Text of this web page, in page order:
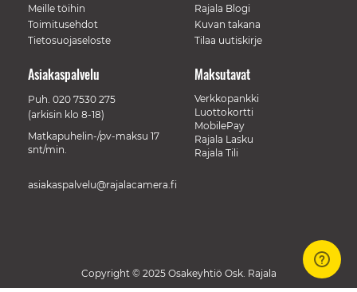
Meille töihin
Toimitusehdot
Tietosuojaseloste
Rajala Blogi
Kuvan takana
Tilaa uutiskirje
Maksutavat
Verkkopankki
Luottokortti
MobilePay
Rajala Lasku
Rajala Tili
Asiakaspalvelu
Puh. 020 7530 275
(arkisin klo 8-18)
Matkapuhelin-/pv-maksu 17
snt/min.
asiakaspalvelu@rajalacamera.fi
Copyright © 2025 Osakeyhtiö Osk. Rajala